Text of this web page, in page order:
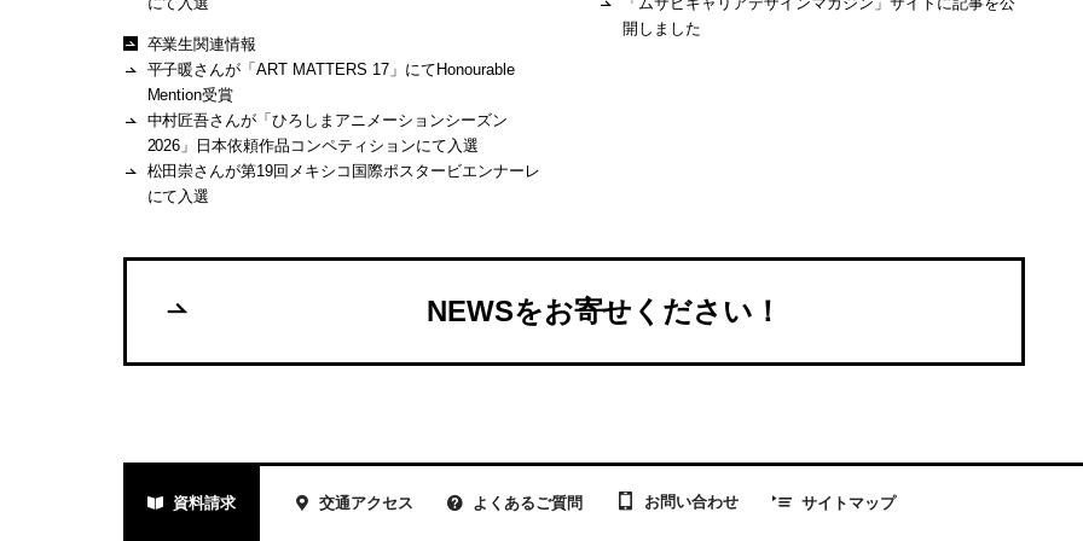
卒業生関連情報
平子暖さんが「ART MATTERS 17」にてHonourable
Mention受賞
中村匠吾さんが「ひろしまアニメーションシーズン
2026」日本依頼作品コンペティションにて入選
松田崇さんが第19回メキシコ国際ポスタービエンナーレ
にて入選
開しました
NEWSをお寄せください！
資料請求 交通アクセス よくあるご質問 お問い合わせ
サイトマップ